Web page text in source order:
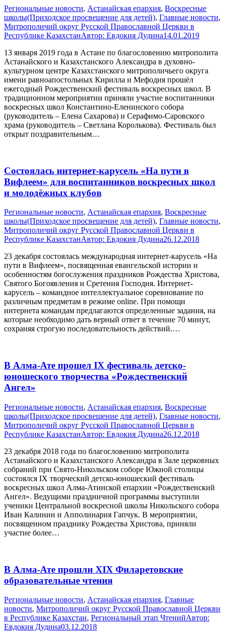
Pегиональные новости, Астанайская епархия, Воскресные
школы(Приходское просвещение для детей), Главные новости,
Митрополичий округ Русской Православной Церкви в
Республике КазахстанАвтор: Евдокия Дудина14.01.2019
13 января 2019 года в Астане по благословению митрополита
Астанайского и Казахстанского Александра в духовно-
культурном центре Казахстанского митрополичьего округа
имени равноапостольных Кирилла и Мефодия прошёл
ежегодный Рождественский фестиваль воскресных школ. В
традиционном мероприятии приняли участие воспитанники
воскресных школ Константино-Еленинского собора
(руководитель – Елена Сахарова) и Серафимо-Саровского
храма (руководитель – Светлана Королькова). Фестиваль был
открыт поздравительным…
Состоялась интернет-карусель «На пути в
Вифлеем» для воспитанников воскресных школ
и молодёжных клубов
Pегиональные новости, Астанайская епархия, Воскресные
школы(Приходское просвещение для детей), Главные новости,
Митрополичий округ Русской Православной Церкви в
Республике КазахстанАвтор: Евдокия Дудина26.12.2018
23 декабря состоялась международная интернет-карусель «На
пути в Вифлеем», посвященная евангельской истории и
особенностям богослужения праздников Рождества Христова,
Святого Богоявления и Сретения Господня. Интернет-
карусель – командное интеллектуальное соревнование по
различным предметам в режиме online. При помощи
интернета командам предлагаются определенные задания, на
которые необходимо дать верный ответ в течение 70 минут,
сохраняя строгую последовательность действий.…
В Алма-Ате прошел IX фестиваль детско-
юношеского творчества «Рождественский
Ангел»
Pегиональные новости, Астанайская епархия, Воскресные
школы(Приходское просвещение для детей), Главные новости,
Митрополичий округ Русской Православной Церкви в
Республике КазахстанАвтор: Евдокия Дудина26.12.2018
23 декабря 2018 года по благословению митрополита
Астанайского и Казахстанского Александра в Зале церковных
собраний при Свято-Никольском соборе Южной столицы
состоялся IX творческий детско-юношеский фестиваль
воскресных школ Алма-Атинской епархии «Рождественский
Ангел». Ведущими праздничной программы выступили
ученики Центральной воскресной школы Никольского собора
Иван Калинин и Апполинария Гапчук. В мероприятии,
посвященном празднику Рождества Христова, приняли
участие более…
В Алма-Ате прошли XIX Филаретовские
образовательные чтения
Pегиональные новости, Астанайская епархия, Главные
новости, Митрополичий округ Русской Православной Церкви
в Республике Казахстан, Региональный этап ЧтенийАвтор:
Евдокия Дудина03.12.2018